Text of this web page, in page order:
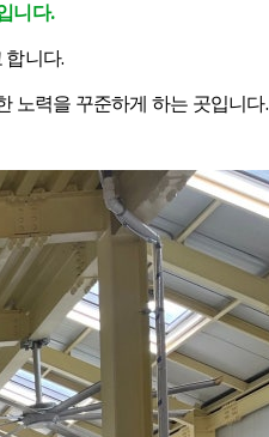
니다.
합니다.
노력을 꾸준하게 하는 곳입니다.